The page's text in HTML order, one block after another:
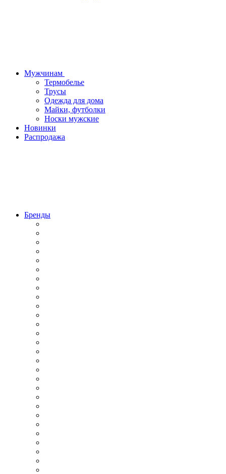
Мужчинам
Термобелье
Трусы
Одежда для дома
Майки, футболки
Носки мужские
Новинки
Распродажа
Бренды